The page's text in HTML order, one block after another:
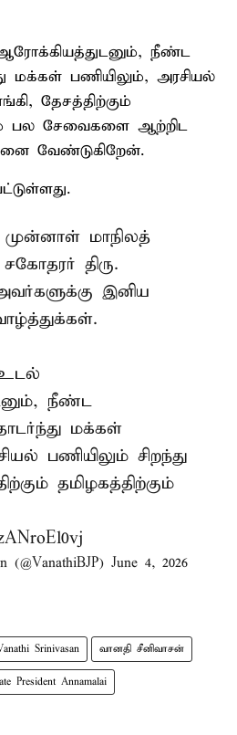
நீண்ட
மக்கள் பணியிலும், அரசியல்
தேசத்திற்கும்
பல சேவைகளை ஆற்றிட
வேண்டுகிறேன்.
முன்னாள் மாநிலத்
திரு.
இனிய
நீண்ட
மக்கள்
பணியிலும் சிறந்து
தமிழகத்திற்கும்
(@VanathiBJP) June 4, 2026
Srinivasan வானதி சீனிவாசன்
President Annamalai